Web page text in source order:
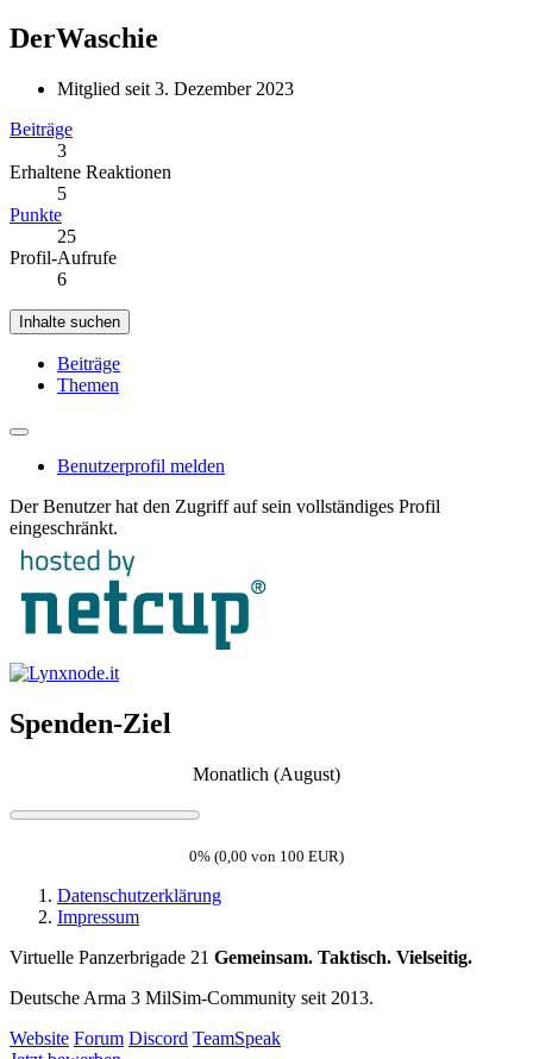
DerWaschie
Mitglied seit 3. Dezember 2023
Beiträge
3
Erhaltene Reaktionen
5
Punkte
25
Profil-Aufrufe
6
Inhalte suchen
Beiträge
Themen
Benutzerprofil melden
Der Benutzer hat den Zugriff auf sein vollständiges Profil
eingeschränkt.
Spenden-Ziel
Monatlich (August)
0% (0,00 von 100 EUR)
Datenschutzerklärung
Impressum
Virtuelle Panzerbrigade 21 Gemeinsam. Taktisch. Vielseitig.
Deutsche Arma 3 MilSim-Community seit 2013.
Website Forum Discord TeamSpeak